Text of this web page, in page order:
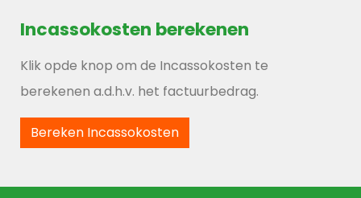
Incassokosten berekenen
Klik opde knop om de Incassokosten te
berekenen a.d.h.v. het factuurbedrag.
Bereken Incassokosten